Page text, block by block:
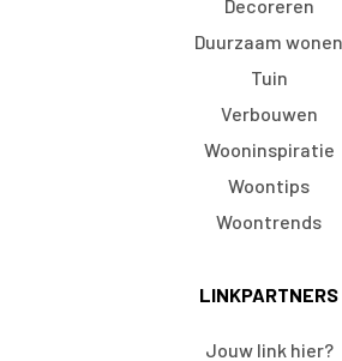
Decoreren
Duurzaam wonen
Tuin
Verbouwen
Wooninspiratie
Woontips
Woontrends
LINKPARTNERS
Jouw link hier?